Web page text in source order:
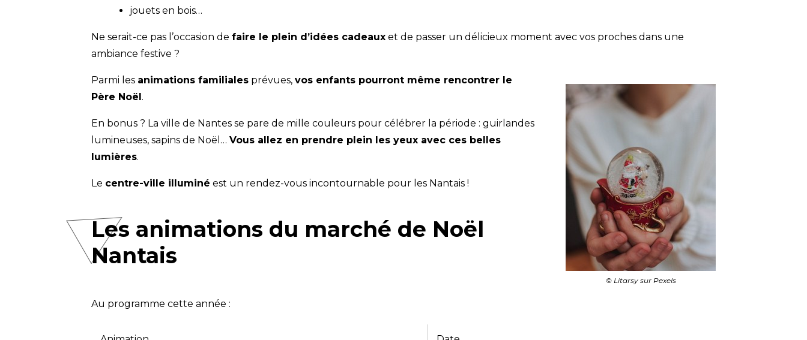
jouets en bois…
Ne serait-ce pas l’occasion de faire le plein d’idées cadeaux et de passer un délicieux moment avec vos proches dans une
ambiance festive ?
© Litarsy sur Pexels
Parmi les animations familiales prévues, vos enfants pourront même rencontrer le
Père Noël.
En bonus ? La ville de Nantes se pare de mille couleurs pour célébrer la période : guirlandes
lumineuses, sapins de Noël… Vous allez en prendre plein les yeux avec ces belles
lumières.
Le centre-ville illuminé est un rendez-vous incontournable pour les Nantais !
Les animations du marché de Noël
Nantais
Au programme cette année :